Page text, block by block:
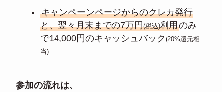
キャンペーンページからのクレカ発行
と、翌々月末までの7万円(税込)利用のみ
で14,000円のキャッシュバック (20%還元相
当)
参加の流れは、